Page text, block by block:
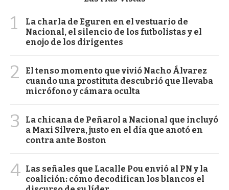
1
La charla de Eguren en el vestuario de
Nacional, el silencio de los futbolistas y el
enojo de los dirigentes
2
El tenso momento que vivió Nacho Álvarez
cuando una prostituta descubrió que llevaba
micrófono y cámara oculta
3
La chicana de Peñarol a Nacional que incluyó
a Maxi Silvera, justo en el día que anotó en
contra ante Boston
4 Las señales que Lacalle Pou envió al PN y la
coalición: cómo decodifican los blancos el